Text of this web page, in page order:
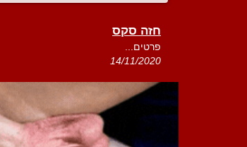
חזה סקס
פרטים...
14/11/2020